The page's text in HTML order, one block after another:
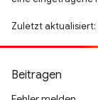
Zuletzt aktualisiert:
Beitragen